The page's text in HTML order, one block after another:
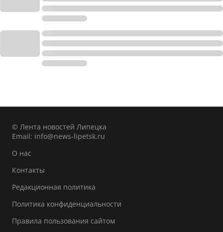
© Лента новостей Липецка
Email: info@news-lipetsk.ru
О нас
Контакты
Редакционная политика
Политика конфиденциальности
Правила пользования сайтом